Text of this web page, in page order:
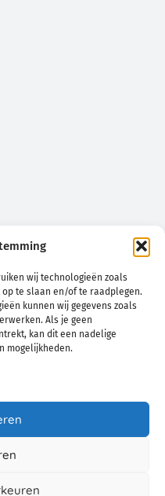
wij technologieën zoals
te slaan en/of te raadplegen.
kunnen wij gegevens zoals
Als je geen
kan dit een nadelige
mogelijkheden.